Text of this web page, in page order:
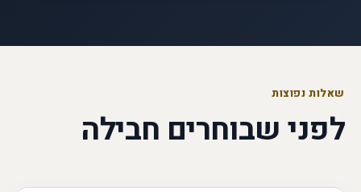
שאלות נפוצות
לפני שבוחרים חבילה